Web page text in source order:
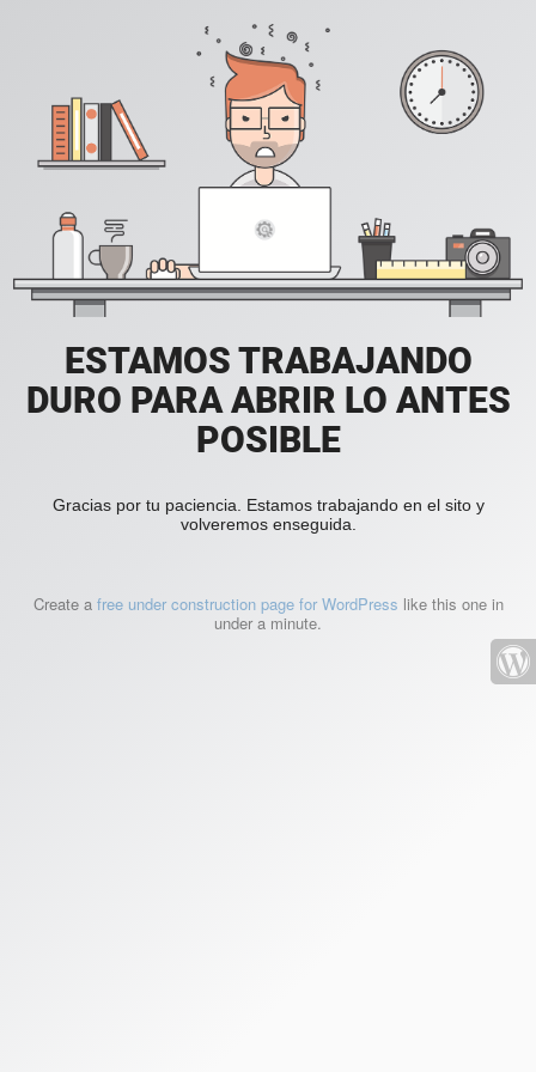
ESTAMOS TRABAJANDO
DURO PARA ABRIR LO ANTES
POSIBLE
Gracias por tu paciencia. Estamos trabajando en el sito y
volveremos enseguida.
Create a free under construction page for WordPress like this one in
under a minute.